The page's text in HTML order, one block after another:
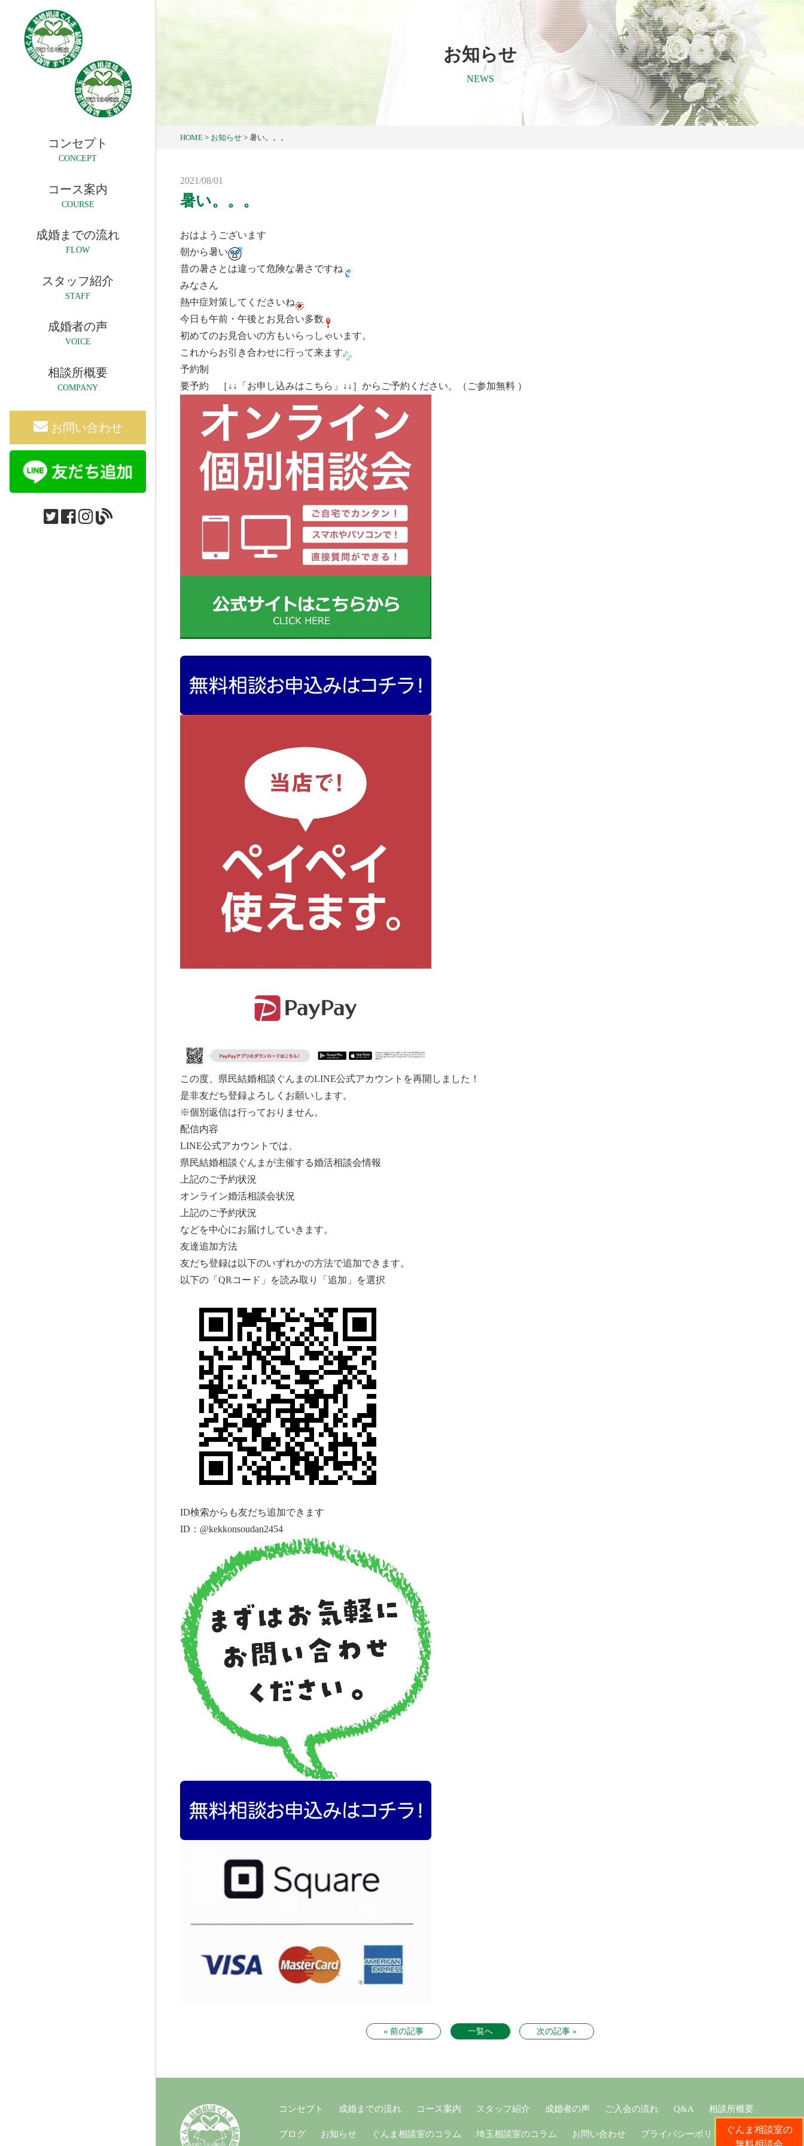
コンセプト
CONCEPT
コース案内
COURSE
成婚までの流れ
FLOW
スタッフ紹介
STAFF
成婚者の声
VOICE
相談所概要
COMPANY
お問い合わせ
お知らせ
NEWS
HOME > お知らせ > 暑い。。。
2021/08/01
暑い。。。
おはようございます
朝から暑い
昔の暑さとは違って危険な暑さですね
みなさん
熱中症対策してくださいね
今日も午前・午後とお見合い多数
初めてのお見合いの方もいらっしゃいます。
これからお引き合わせに行って来ます
予約制
要予約 ［↓↓「お申し込みはこちら」↓↓］からご予約ください。（ご参加無料 ）
この度、県民結婚相談ぐんまのLINE公式アカウントを再開しました！
是非友だち登録よろしくお願いします。
※個別返信は行っておりません。
配信内容
LINE公式アカウントでは、
県民結婚相談ぐんまが主催する婚活相談会情報
上記のご予約状況
オンライン婚活相談会状況
上記のご予約状況
などを中心にお届けしていきます。
友達追加方法
友だち登録は以下のいずれかの方法で追加できます。
以下の「 QRコード」を読み取り「追加」を選択
ID検索からも友だち追加できます
ID：@kekkonsoudan2454
« 前の記事 一覧へ 次の記事 »
コンセプト 成婚までの流れ コース案内 スタッフ紹介 成婚者の声 ご入会の流れ Q&A 相談所概要
ブログ お知らせ ぐんま相談室のコラム 埼玉相談室のコラム お問い合わせ プライバシーポリシーぐんま相談室の
無料相談会